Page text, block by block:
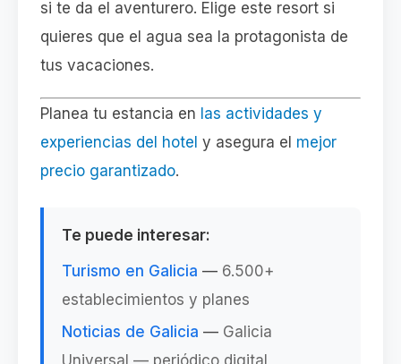
si te da el aventurero. Elige este resort si
quieres que el agua sea la protagonista de
tus vacaciones.
Planea tu estancia en las actividades y
experiencias del hotel y asegura el mejor
precio garantizado.
Te puede interesar:
Turismo en Galicia — 6.500+
establecimientos y planes
Noticias de Galicia — Galicia
Universal — periódico digital